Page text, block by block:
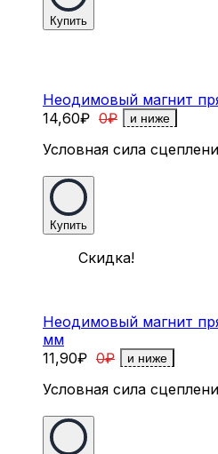
Купить
Неодимовый магнит
14,60₽ 0₽ и ниже
Условная сила
Купить
Скидка!
Неодимовый магнит
мм
11,90₽ 0₽ и ниже
Условная сила